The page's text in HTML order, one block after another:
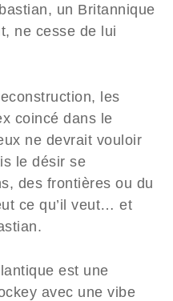
un Britannique
ne cesse de lui
les
coincé dans le
ne devrait vouloir
le désir se
des frontières ou du
ce qu’il veut… et
est une
avec une vibe